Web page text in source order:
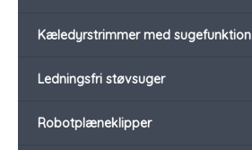
Kæledyrstrimmer med sugefunktion
Ledningsfri støvsuger
Robotplæneklipper